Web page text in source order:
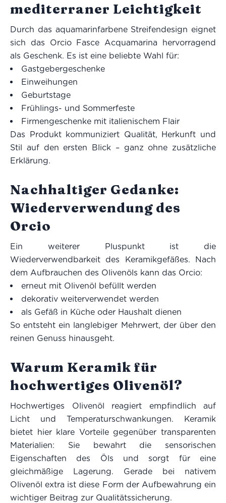
mediterraner Leichtigkeit
Durch das aquamarinfarbene Streifendesign eignet
sich das Orcio Fasce Acquamarina hervorragend
als Geschenk. Es ist eine beliebte Wahl für:
Gastgebergeschenke
Einweihungen
Geburtstage
Frühlings- und Sommerfeste
Firmengeschenke mit italienischem Flair
Das Produkt kommuniziert Qualität, Herkunft und
Stil auf den ersten Blick – ganz ohne zusätzliche
Erklärung.
Nachhaltiger Gedanke:
Wiederverwendung des
Orcio
Ein weiterer Pluspunkt ist die
Wiederverwendbarkeit des Keramikgefäßes. Nach
dem Aufbrauchen des Olivenöls kann das Orcio:
erneut mit Olivenöl befüllt werden
dekorativ weiterverwendet werden
als Gefäß in Küche oder Haushalt dienen
So entsteht ein langlebiger Mehrwert, der über den
reinen Genuss hinausgeht.
Warum Keramik für
hochwertiges Olivenöl?
Hochwertiges Olivenöl reagiert empfindlich auf
Licht und Temperaturschwankungen. Keramik
bietet hier klare Vorteile gegenüber transparenten
Materialien: Sie bewahrt die sensorischen
Eigenschaften des Öls und sorgt für eine
gleichmäßige Lagerung. Gerade bei nativem
Olivenöl extra ist diese Form der Aufbewahrung ein
wichtiger Beitrag zur Qualitätssicherung.